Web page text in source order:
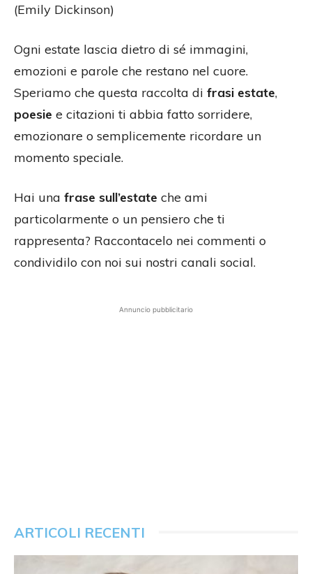
(Emily Dickinson)
Ogni estate lascia dietro di sé immagini,
emozioni e parole che restano nel cuore.
Speriamo che questa raccolta di frasi estate,
poesie e citazioni ti abbia fatto sorridere,
emozionare o semplicemente ricordare un
momento speciale.
Hai una frase sull’estate che ami
particolarmente o un pensiero che ti
rappresenta? Raccontacelo nei commenti o
condividilo con noi sui nostri canali social.
Annuncio pubblicitario
ARTICOLI RECENTI